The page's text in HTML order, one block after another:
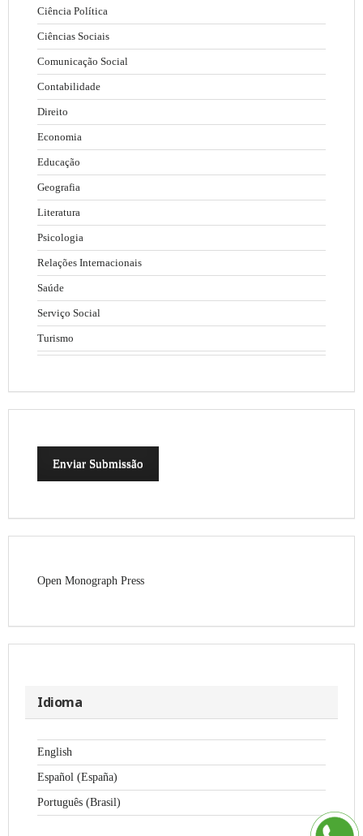
Ciência Política
Ciências Sociais
Comunicação Social
Contabilidade
Direito
Economia
Educação
Geografia
Literatura
Psicologia
Relações Internacionais
Saúde
Serviço Social
Turismo
Enviar Submissão
Open Monograph Press
Idioma
English
Español (España)
Português (Brasil)